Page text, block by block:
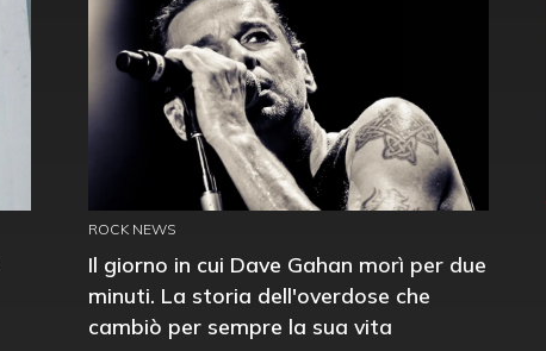
ROCK NEWS
Il giorno in cui Dave Gahan morì per due
minuti. La storia dell'overdose che
cambiò per sempre la sua vita